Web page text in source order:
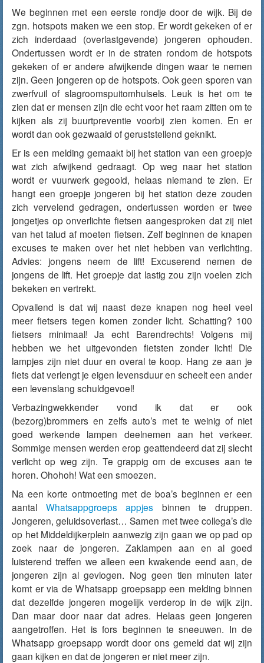
We beginnen met een eerste rondje door de wijk. Bij de
zgn. hotspots maken we een stop. Er wordt gekeken of er
zich inderdaad (overlastgevende) jongeren ophouden.
Ondertussen wordt er in de straten rondom de hotspots
gekeken of er andere afwijkende dingen waar te nemen
zijn. Geen jongeren op de hotspots. Ook geen sporen van
zwerfvuil of slagroomspuitomhulsels. Leuk is het om te
zien dat er mensen zijn die echt voor het raam zitten om te
kijken als zij buurtpreventie voorbij zien komen. En er
wordt dan ook gezwaaid of geruststellend geknikt.
Er is een melding gemaakt bij het station van een groepje
wat zich afwijkend gedraagt. Op weg naar het station
wordt er vuurwerk gegooid, helaas niemand te zien. Er
hangt een groepje jongeren bij het station deze zouden
zich vervelend gedragen, ondertussen worden er twee
jongetjes op onverlichte fietsen aangesproken dat zij niet
van het talud af moeten fietsen. Zelf beginnen de knapen
excuses te maken over het niet hebben van verlichting.
Advies: jongens neem de lift! Excuserend nemen de
jongens de lift. Het groepje dat lastig zou zijn voelen zich
bekeken en vertrekt.
Opvallend is dat wij naast deze knapen nog heel veel
meer fietsers tegen komen zonder licht. Schatting? 100
fietsers minimaal! Ja echt Barendrechts! Volgens mij
hebben we het uitgevonden fietsten zonder licht! Die
lampjes zijn niet duur en overal te koop. Hang ze aan je
fiets dat verlengt je eigen levensduur en scheelt een ander
een levenslang schuldgevoel!
Verbazingwekkender vond ik dat er ook
(bezorg)brommers en zelfs auto’s met te weinig of niet
goed werkende lampen deelnemen aan het verkeer.
Sommige mensen werden erop geattendeerd dat zij slecht
verlicht op weg zijn. Te grappig om de excuses aan te
horen. Ohohoh! Wat een smoezen.
Na een korte ontmoeting met de boa’s beginnen er een
aantal Whatsappgroeps appjes binnen te druppen.
Jongeren, geluidsoverlast… Samen met twee collega’s die
op het Middeldijkerplein aanwezig zijn gaan we op pad op
zoek naar de jongeren. Zaklampen aan en al goed
luisterend treffen we alleen een kwakende eend aan, de
jongeren zijn al gevlogen. Nog geen tien minuten later
komt er via de Whatsapp groepsapp een melding binnen
dat dezelfde jongeren mogelijk verderop in de wijk zijn.
Dan maar door naar dat adres. Helaas geen jongeren
aangetroffen. Het is fors beginnen te sneeuwen. In de
Whatsapp groepsapp wordt door ons gemeld dat wij zijn
gaan kijken en dat de jongeren er niet meer zijn.